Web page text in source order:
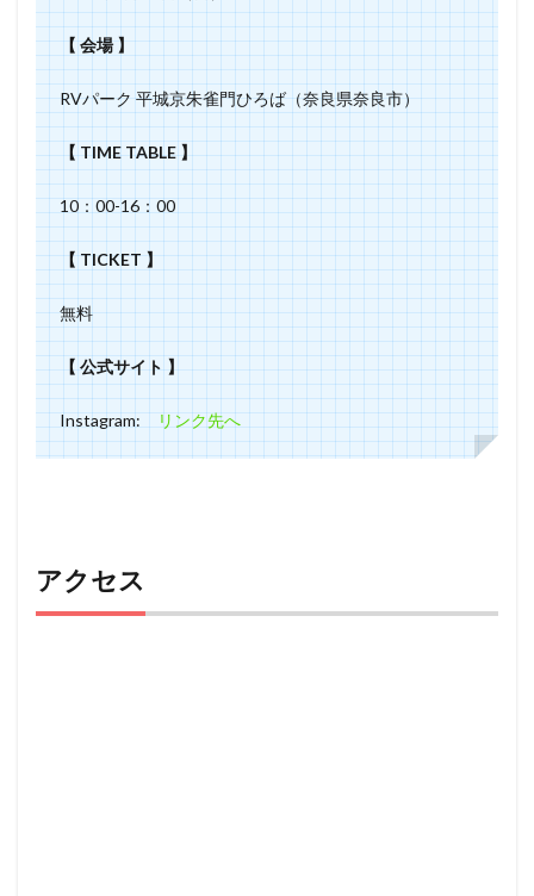
【 会場 】
RVパーク 平城京朱雀門ひろば（奈良県奈良市）
【 TIME TABLE 】
10：00-16：00
【 TICKET 】
無料
【 公式サイト 】
Instagram:リンク先へ
アクセス